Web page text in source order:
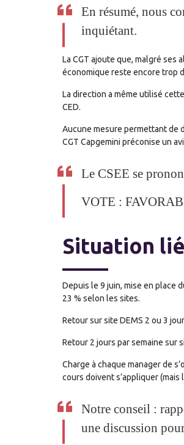
En résumé, nous
inquiétant.
La CGT ajoute que, malgré ses
économique reste encore trop
La direction a même utilisé
CED.
Aucune mesure permettant de
CGT Capgemini préconise un
Le CSEE se
VOTE :
Situation
Depuis le 9 juin, mise en place
23 % selon les sites.
Retour sur site DEMS 2 ou 3
Retour 2 jours par semaine sur
Charge à chaque manager de
cours doivent s’appliquer
Notre conseil :
une discussion